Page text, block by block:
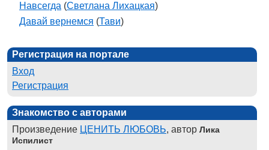
Навсегда (Светлана Лихацкая)
Давай вернемся (Тави)
Регистрация на портале
Вход
Регистрация
Знакомство с авторами
Произведение ЦЕНИТЬ ЛЮБОВЬ, автор Лика
Испилист